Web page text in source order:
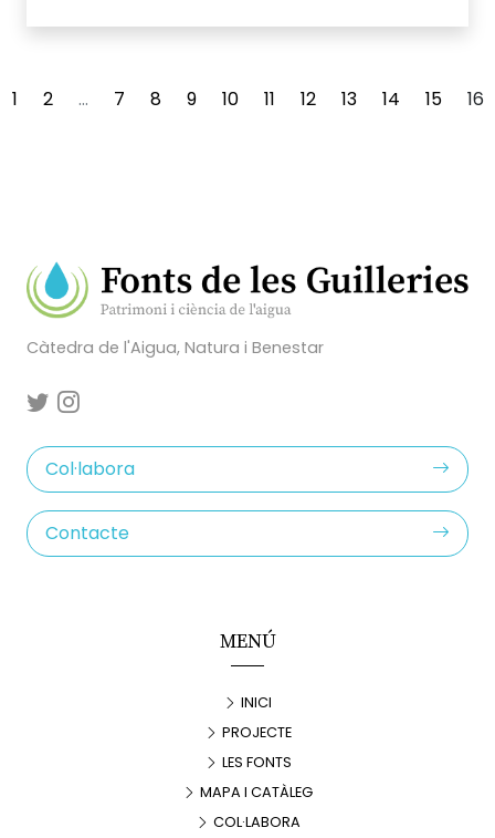
1 2 ... 7 8 9 10 11 12 13 14 15 16
Càtedra de l'Aigua, Natura i Benestar
Col·labora
Contacte
MENÚ
INICI
PROJECTE
LES FONTS
MAPA I CATÀLEG
COL·LABORA